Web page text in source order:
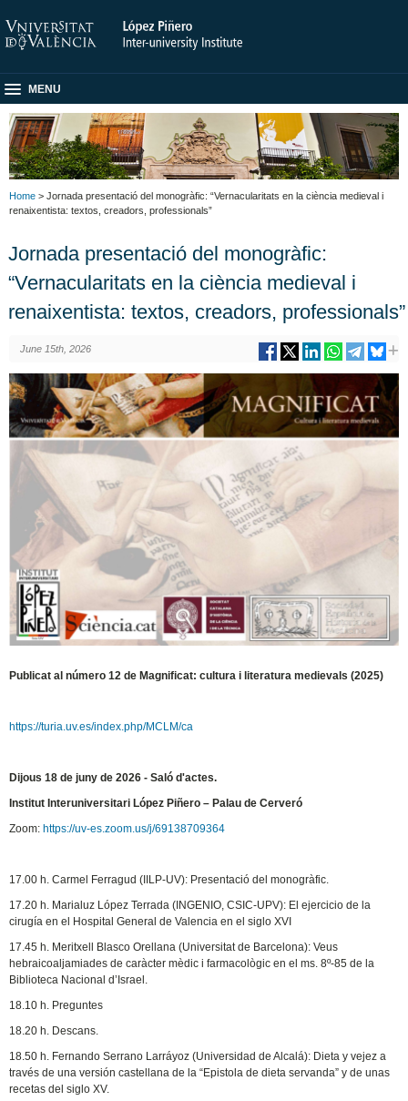
MENU
Home > Jornada presentació del monogràfic: “Vernacularitats en la ciència medieval i
renaixentista: textos, creadors, professionals”
Jornada presentació del monogràfic:
“Vernacularitats en la ciència medieval i
renaixentista: textos, creadors, professionals”
June 15th, 2026
Publicat al número 12 de Magnificat: cultura i literatura medievals (2025)
https://turia.uv.es/index.php/MCLM/ca
Dijous 18 de juny de 2026 - Saló d'actes.
Institut Interuniversitari López Piñero – Palau de Cerveró
Zoom: https://uv-es.zoom.us/j/69138709364
17.00 h. Carmel Ferragud (IILP-UV): Presentació del monogràfic.
17.20 h. Marialuz López Terrada (INGENIO, CSIC-UPV): El ejercicio de la
cirugía en el Hospital General de Valencia en el siglo XVI
17.45 h. Meritxell Blasco Orellana (Universitat de Barcelona): Veus
hebraicoaljamiades de caràcter mèdic i farmacològic en el ms. 8º-85 de la
Biblioteca Nacional d’Israel.
18.10 h. Preguntes
18.20 h. Descans.
18.50 h. Fernando Serrano Larráyoz (Universidad de Alcalá): Dieta y vejez a
través de una versión castellana de la “Epistola de dieta servanda” y de unas
recetas del siglo XV.